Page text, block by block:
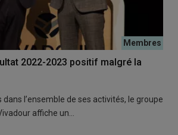
2022-2023 positif malgré la
l’ensemble de ses activités, le groupe
affiche un…